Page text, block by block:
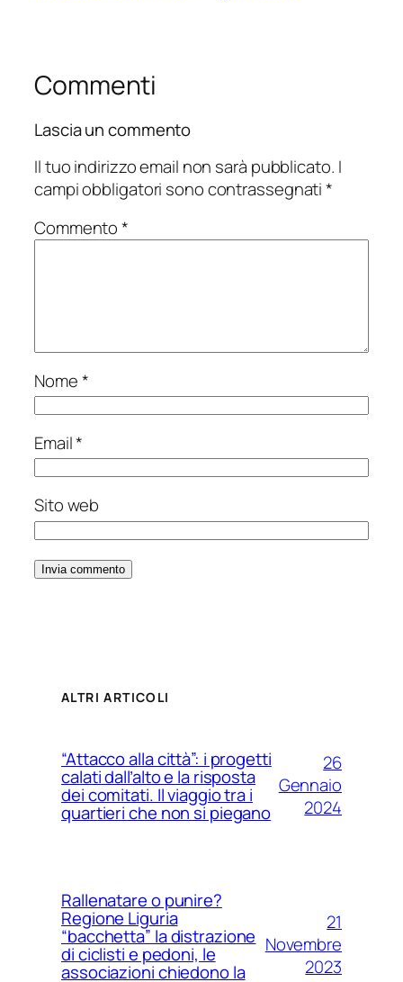
Commenti
Lascia un commento
Il tuo indirizzo email non sarà pubblicato. I
campi obbligatori sono contrassegnati*
Commento*
Nome*
Email*
Sito web
ALTRI ARTICOLI
“Attacco alla città”: i progetti
calati dall’alto e la risposta
dei comitati. Il viaggio tra i
quartieri che non si piegano
26
Gennaio
2024
Rallenatare o punire?
Regione Liguria
“bacchetta” la distrazione
di ciclisti e pedoni, le
associazioni chiedono la
21
Novembre
2023